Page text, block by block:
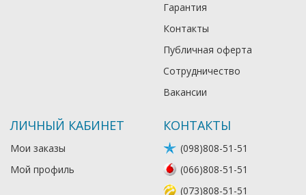
Гарантия
Контакты
Публичная оферта
Сотрудничество
Вакансии
ЛИЧНЫЙ КАБИНЕТ
Мои заказы
Мой профиль
КОНТАКТЫ
(098)808-51-51
(066)808-51-51
(073)808-51-51